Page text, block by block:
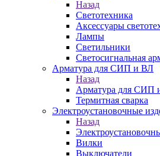
Назад
Светотехника
Аксессуары
Лампы
Светильники
Светосигнальная
Арматура для СИП и ВЛ
Назад
Арматура для СИП
Термитная сварка
Электроустановочные
Назад
Вилки
Выключатели